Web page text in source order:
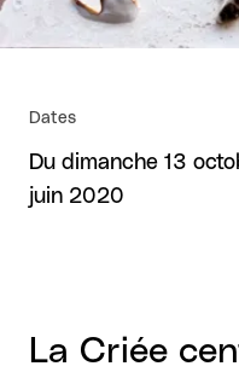
Dates
Du dimanche 13
juin 2020
La Criée